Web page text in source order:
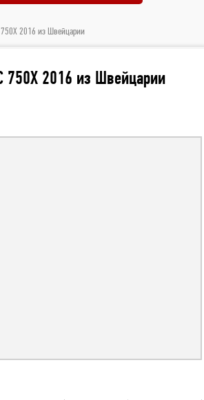
750X 2016 из Швейцарии
750X 2016 из Швейцарии